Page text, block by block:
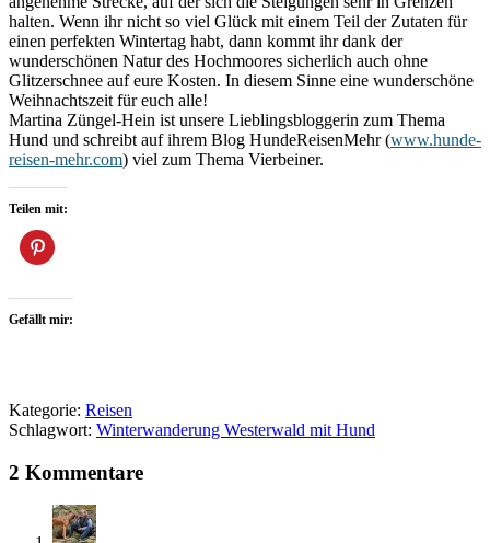
halten. Wenn ihr nicht so viel Glück mit einem Teil der Zutaten für
einen perfekten Wintertag habt, dann kommt ihr dank der
wunderschönen Natur des Hochmoores sicherlich auch ohne
Glitzerschnee auf eure Kosten. In diesem Sinne eine wunderschöne
Weihnachtszeit für euch alle!
Martina Züngel-Hein ist unsere Lieblingsbloggerin zum Thema
Hund und schreibt auf ihrem Blog HundeReisenMehr (www.hunde-
reisen-mehr.com) viel zum Thema Vierbeiner.
Teilen mit:
Gefällt mir:
Kategorie: Reisen
Schlagwort: Winterwanderung Westerwald mit Hund
2 Kommentare